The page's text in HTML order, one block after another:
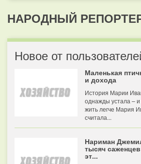
НАРОДНЫЙ
Новое от
Маленькая
и дохода
История Марии
однажды устала –
жить легче Мария
считала...
Нариман
тысяч
эт...